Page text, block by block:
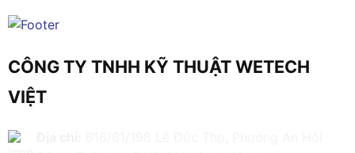
CÔNG TY TNHH KỸ THUẬT WETECH
VIỆT